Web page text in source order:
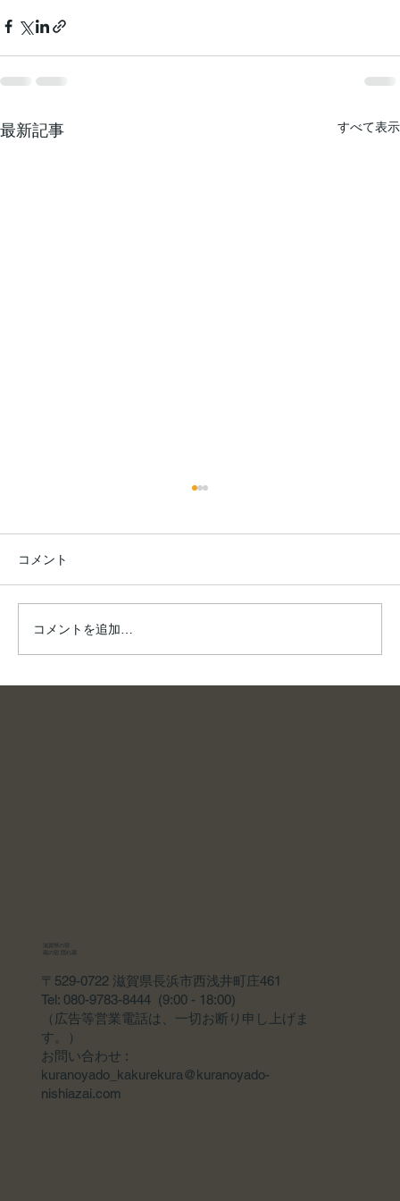
最新記事 すべて表示
夏は、川へ。
コメント
コメントを追加…
滋賀県の宿
蔵の宿 隠れ蔵
〒529-0722 滋賀県長浜市西浅井町庄461
Tel: 080-9783-8444 (9:00 - 18:00)
（広告等営業電話は、一切お断り申し上げま
す。）
​お問い合わせ :
kuranoyado_kakurekura@kuranoyado-
nishiazai.com